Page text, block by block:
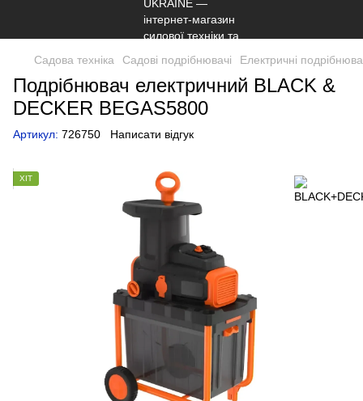
Садова техніка Садові подрібнювачі Електричні
Подрібнювач електричний BLACK &
DECKER BEGAS5800
Артикул: 726750 Написати відгук
ХІТ